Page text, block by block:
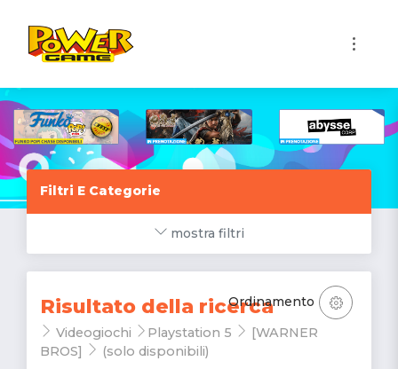
Filtri E Categorie
mostra filtri
Risultato della ricerca
Videogiochi Playstation 5
[WARNER
BROS]
(solo disponibili)
Ordinamento